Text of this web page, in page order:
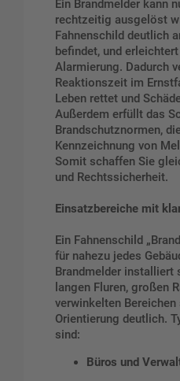
Ein Brandmelder kann
rechtzeitig ausgelöst
Fahnenschild deutlich
befindet, und
Alarmierung. Dadurch
Reaktionszeit im
Leben rettet und
Außerdem erfüllt das
Brandschutznormen,
Kennzeichnung von
Somit schaffen Sie
und Rechtssicherheit.
Einsatzbereiche mit
Ein Fahnenschild
für nahezu jedes
Brandmelder installiert
langen Fluren, großen
verwinkelten
Orientierung deutlich.
sind:
Büros und